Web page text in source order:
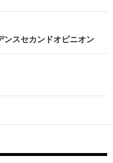
ンスセカンドオピニオン